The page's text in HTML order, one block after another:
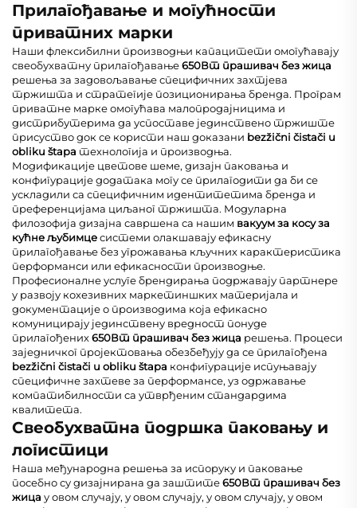
Прилагођавање и могућности
приватних марки
Наши флексибилни производњи капацитети омогућавају
свеобухватну прилагођавање650Вт прашивач без жица
решења за задовољавање специфичних захтјева
тржишта и стратегије позиционирања бренда. Програм
приватне марке омогућава малопродајницима и
дистрибутерима да успоставе јединствено тржиште
присуство док се користи наш доказани bezžični čistači u
obliku štapa технологија и производња.
Модификације цветове шеме, дизајн паковања и
конфигурације додатака могу се прилагодити да би се
ускладили са специфичним идентитетима бренда и
преференцијама циљаног тржишта. Модуларна
филозофија дизајна савршена са нашим вакуум за косу за
кућне љубимцесистеми олакшавају ефикасну
прилагођавање без угрожавања кључних карактеристика
перформанси или ефикасности производње.
Професионалне услуге брендирања подржавају партнере
у развоју кохезивних маркетиншких материјала и
документације о производима која ефикасно
комуницирају јединствену вредност понуде
прилагођених650Вт прашивач без жица решења. Процеси
заједничког пројектовања обезбеђују да се прилагођена
bezžični čistači u obliku štapa конфигурације испуњавају
специфичне захтеве за перформансе, уз одржавање
компатибилности са утврђеним стандардима
квалитета.
Свеобухватна подршка паковању и
логистици
Наша међународна решења за испоруку и паковање
посебно су дизајнирана да заштите650Вт прашивач без
жица у овом случају, у овом случају, у овом случају, у овом